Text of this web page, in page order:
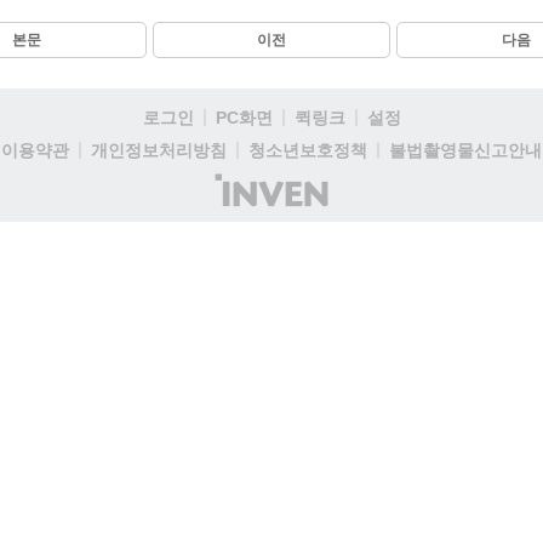
본문 이전 다음
로그인 PC화면 퀵링크
설정
이용약관
개인정보처리방침 청소년보호정책
불법촬영물신고안내
(주)
인